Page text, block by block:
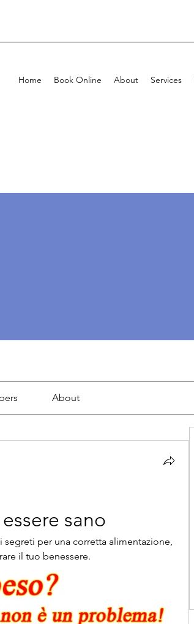
Home Book Online About Services
About
sano
segreti per una corretta alimentazione,
il tuo benessere.